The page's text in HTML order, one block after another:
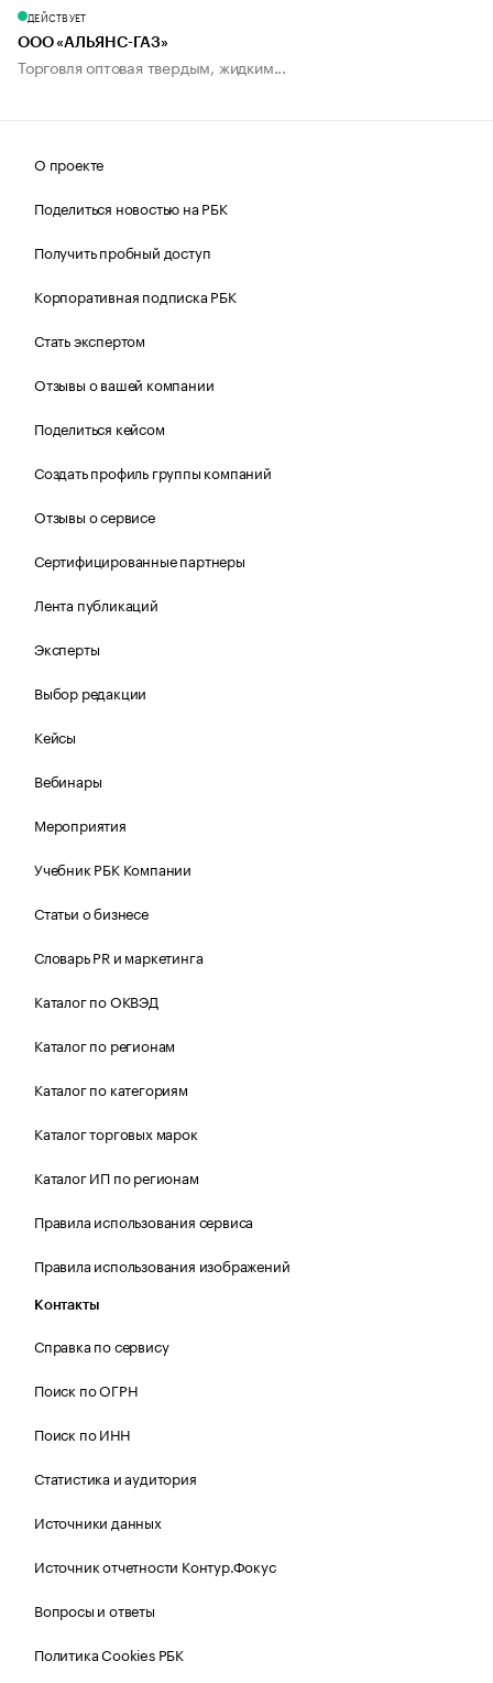
ДЕЙСТВУЕТ
ООО «АЛЬЯНС-ГАЗ»
Торговля оптовая твердым, жидким...
О проекте
Поделиться новостью на РБК
Получить пробный доступ
Корпоративная подписка РБК
Стать экспертом
Отзывы о вашей компании
Поделиться кейсом
Создать профиль группы компаний
Отзывы о сервисе
Сертифицированные партнеры
Лента публикаций
Эксперты
Выбор редакции
Кейсы
Вебинары
Мероприятия
Учебник РБК Компании
Статьи о бизнесе
Словарь PR и маркетинга
Каталог по ОКВЭД
Каталог по регионам
Каталог по категориям
Каталог торговых марок
Каталог ИП по регионам
Правила использования сервиса
Правила использования изображений
Контакты
Справка по сервису
Поиск по ОГРН
Поиск по ИНН
Статистика и аудитория
Источники данных
Источник отчетности Контур.Фокус
Вопросы и ответы
Политика Cookies РБК